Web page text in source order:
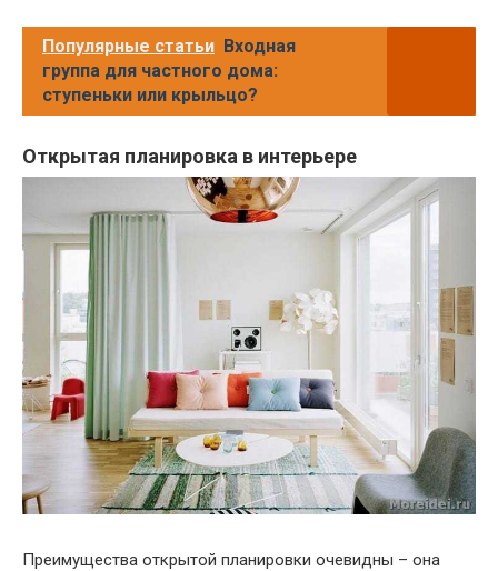
Популярные статьи Входная
группа для частного дома:
ступеньки или крыльцо?
Открытая планировка в интерьере
Преимущества открытой планировки очевидны – она